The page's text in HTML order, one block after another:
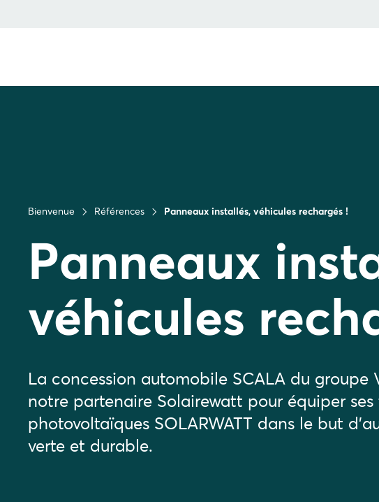
Bienvenue Références Panneaux installés, véhicules rechargés !
Panneaux
véhicules
La concession automobile SCALA du
notre partenaire Solairewatt pour équiper
photovoltaïques SOLARWATT dans le but
verte et durable.